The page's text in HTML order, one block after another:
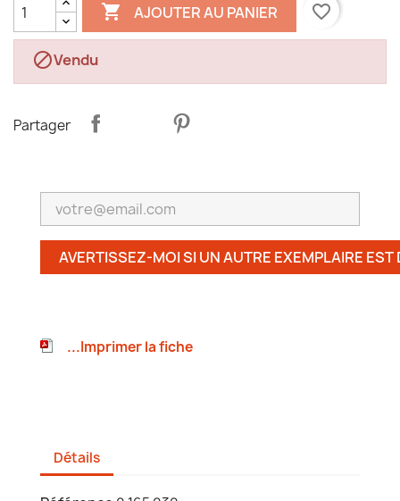
 AJOUTER AU PANIER favorite_border
Vendu
Partager
AVERTISSEZ-MOI SI UN AUTRE EXEMPLAIRE EST
...Imprimer la fiche
Détails